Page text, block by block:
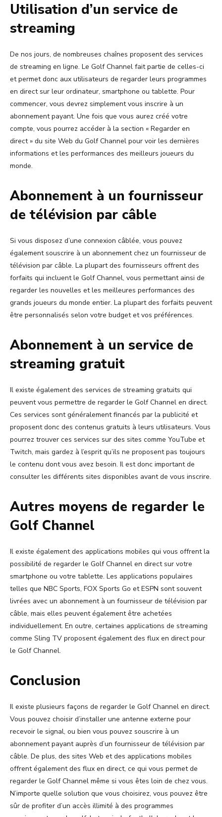
Utilisation d’un service de
streaming
De nos jours, de nombreuses chaînes proposent des services
de streaming en ligne. Le Golf Channel fait partie de celles-ci
et permet donc aux utilisateurs de regarder leurs programmes
en direct sur leur ordinateur, smartphone ou tablette. Pour
commencer, vous devrez simplement vous inscrire à un
abonnement payant. Une fois que vous aurez créé votre
compte, vous pourrez accéder à la section « Regarder en
direct » du site Web du Golf Channel pour voir les dernières
informations et les performances des meilleurs joueurs du
monde.
Abonnement à un fournisseur
de télévision par câble
Si vous disposez d’une connexion câblée, vous pouvez
également souscrire à un abonnement chez un fournisseur de
télévision par câble. La plupart des fournisseurs offrent des
forfaits qui incluent le Golf Channel, vous permettant ainsi de
regarder les nouvelles et les meilleures performances des
grands joueurs du monde entier. La plupart des forfaits peuvent
être personnalisés selon votre budget et vos préférences.
Abonnement à un service de
streaming gratuit
Il existe également des services de streaming gratuits qui
peuvent vous permettre de regarder le Golf Channel en direct.
Ces services sont généralement financés par la publicité et
proposent donc des contenus gratuits à leurs utilisateurs. Vous
pourrez trouver ces services sur des sites comme YouTube et
Twitch, mais gardez à l’esprit qu’ils ne proposent pas toujours
le contenu dont vous avez besoin. Il est donc important de
consulter les différents sites disponibles avant de vous inscrire.
Autres moyens de regarder le
Golf Channel
Il existe également des applications mobiles qui vous offrent la
possibilité de regarder le Golf Channel en direct sur votre
smartphone ou votre tablette. Les applications populaires
telles que NBC Sports, FOX Sports Go et ESPN sont souvent
livrées avec un abonnement à un fournisseur de télévision par
câble, mais elles peuvent également être achetées
individuellement. En outre, certaines applications de streaming
comme Sling TV proposent également des flux en direct pour
le Golf Channel.
Conclusion
Il existe plusieurs façons de regarder le Golf Channel en direct.
Vous pouvez choisir d’installer une antenne externe pour
recevoir le signal, ou bien vous pouvez souscrire à un
abonnement payant auprès d’un fournisseur de télévision par
câble. De plus, des sites Web et des applications mobiles
offrent également des flux en direct, ce qui vous permet de
regarder le Golf Channel même si vous êtes loin de chez vous.
N’importe quelle solution que vous choisirez, vous pouvez être
sûr de profiter d’un accès illimité à des programmes